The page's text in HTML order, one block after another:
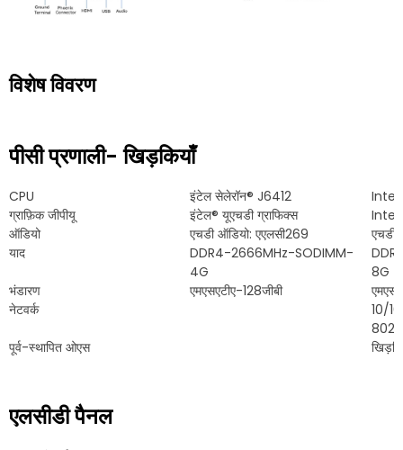
विशेष विवरण
पीसी प्रणाली- खिड़कियाँ
CPU इंटेल सेलेरॉन® J6412
ग्राफ़िक जीपीयू
इंटेल® यूएचडी ग्राफिक्स
ऑडियो
एचडी ऑडियो: एएलसी269
एचडी
याद
DDR4-2666MHz-SODIMM-
4G
8G
भंडारण
एमएसएटीए-128जीबी
नेटवर्क
10/
पूर्व-स्थापित ओएस
एलसीडी पैनल